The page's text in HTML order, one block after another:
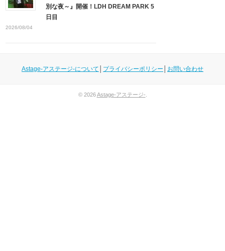
別な夜～』開催！LDH DREAM PARK 5
日目
2026/08/04
Astage-アステージ-について プライバシーポリシー お問い合わせ
© 2026Astage-アステージ-